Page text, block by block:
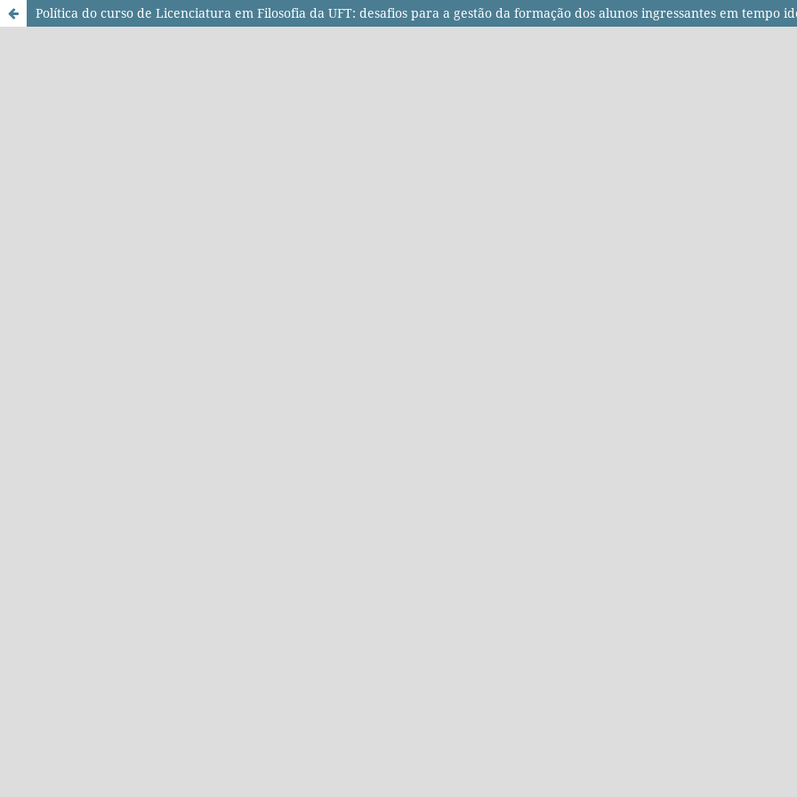
Política do curso de Licenciatura em Filosofia da UFT: desafios para a gestão da formação dos alunos ingressantes em tempo